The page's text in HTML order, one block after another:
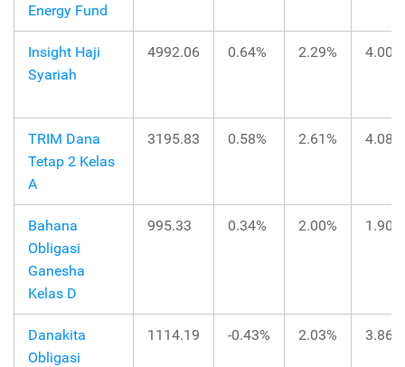
Energy Fund
Insight Haji
Syariah
4992.06 0.64% 2.29% 4.00%
TRIM Dana
Tetap 2 Kelas
A
3195.83 0.58% 2.61% 4.08%
Bahana
Obligasi
Ganesha
Kelas D
995.33 0.34% 2.00% 1.90%
Danakita
Obligasi
1114.19 -0.43% 2.03% 3.86%